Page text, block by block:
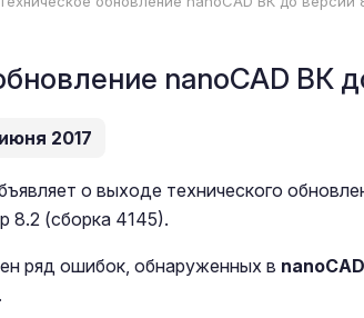
nanoCAD ВК
2017
о выходе технического
8.2 (сборка 4145).
ряд ошибок, обнаруженных в